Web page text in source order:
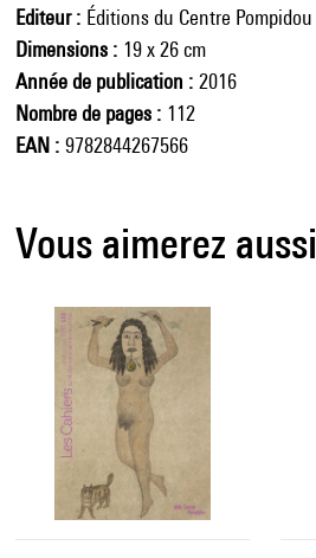
Editeur
Éditions du Centre Pompidou
Dimensions
19 x 26 cm
Année de publication
2016
Nombre de pages
112
EAN
9782844267566
Vous aimerez aussi